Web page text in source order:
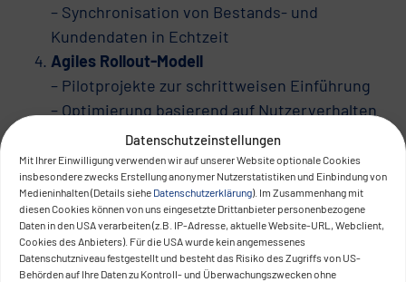
Datenschutzeinstellungen
Mit Ihrer Einwilligung verwenden wir auf unserer Website optionale Cookies
insbesondere zwecks Erstellung anonymer Nutzerstatistiken und Einbindung von
Medieninhalten (Details siehe Datenschutzerklärung). Im Zusammenhang mit
diesen Cookies können von uns eingesetzte Drittanbieter personenbezogene
Daten in den USA verarbeiten (z.B. IP-Adresse, aktuelle Website-URL, Webclient,
Cookies des Anbieters). Für die USA wurde kein angemessenes
Datenschutzniveau festgestellt und besteht das Risiko des Zugriffs von US-
Behörden auf Ihre Daten zu Kontroll- und Überwachungszwecken ohne
– Synchronisation von Bestands- und
Kundendaten in Echtzeit
Agiles Rollout-Modell
– Pilotprojekte zur schrittweisen Einführung
– Optimierung basierend auf Nutzerverhalten
und Marktanforderungen
Unternehmen, die diesen Weg gehen, profitieren
von einer schnelleren Time-to-Market. Während
klassische Plattformwechsel oft mit hohen
Investitionen und langen Entwicklungszyklen
verbunden sind, erlaubt Headless Commerce eine